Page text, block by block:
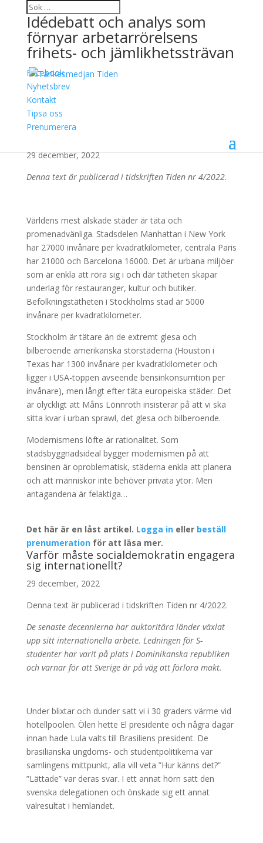
Idédebatt och analys som
förnyar arbetarrörelsens
frihets- och jämlikhetssträvan
Facebook
Nyhetsbrev
Kontakt
Tipsa oss
Prenumerera
Arkiv
dec
29 december, 2022
Denna text är publicerad i tidskriften Tiden nr 4/2022.
Världens mest älskade städer är täta och
promenadvänliga. Stadsdelen Manhattan i New York
har 27000 invånare per kvadratkilometer, centrala Paris
har 21000 och Barcelona 16000. Det är urbana miljöer
som är enkla att röra sig i och där tätheten skapar
underlag för restauranger, kultur och butiker.
Befolkningstätheten i Stockholms stad är 5000
invånare per kvadratkilometer.
Stockholm är tätare än de extremt glesa och
bilberoende amerikanska storstäderna (Houston i
Texas har 1300 invånare per kvadratkilometer och
ligger i USA-toppen avseende bensinkonsumtion per
invånare), men långt efter täta europeiska städer. Det
är olyckligt att Måns Lönnroth insisterar på att vi ska
sitta kvar i urban sprawl, det glesa och bilberoende.
Modernismens löfte är rationalitet. Som
stadsbyggnadsideal bygger modernismen på att
bensinen är oproblematisk, städerna enkla att planera
och att människor inte behöver privata ytor. Men
antagandena är felaktiga…
Det här är en låst artikel. Logga ineller beställ
prenumerationför att läsa mer.
Varför måste socialdemokratin engagera
sig internationellt?
29 december, 2022
Denna text är publicerad i tidskriften Tiden nr 4/2022.
De senaste decennierna har auktoritära länder växlat
upp sitt internationella arbete. Ledningen för S-
studenter har varit på plats i Dominikanska republiken
och varnar för att Sverige är på väg att förlora makt.
Under blixtar och dunder satt vi i 30 graders värme vid
hotellpoolen. Ölen hette El presidente och några dagar
innan hade Lula valts till Brasiliens president. De
brasilianska ungdoms- och studentpolitikerna var
samlingens mittpunkt, alla vill veta ”Hur känns det?”
”Lättade” var deras svar. I ett annat hörn satt den
svenska delegationen och önskade sig ett annat
valresultat i hemlandet.